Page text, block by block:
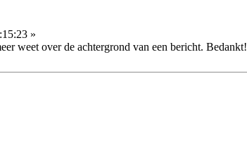
»
weet over de achtergrond van een bericht. Bedankt!